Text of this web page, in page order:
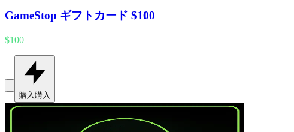
GameStop ギフトカード $100
$100
購入購入